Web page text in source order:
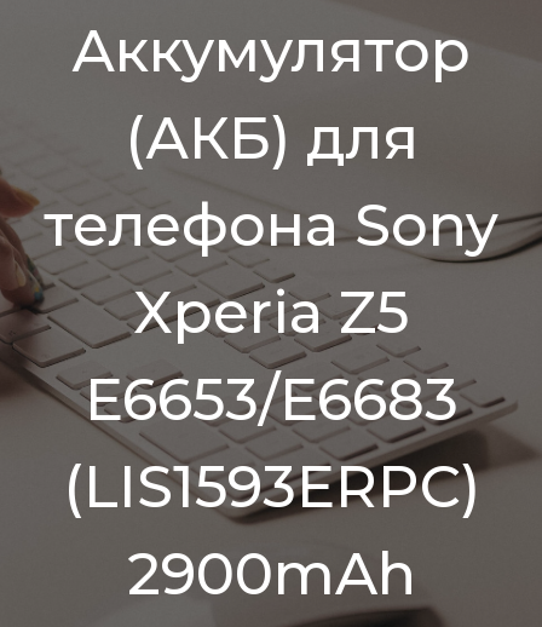
Аккумулятор
(АКБ) для
телефона Sony
Xperia Z5
E6653/E6683
(LIS1593ERPC)
2900mAh